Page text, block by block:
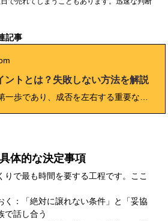
記事
ントとは？失敗しない方法を解説
体的な決定事項
りで最も時間を要する工程です。ここ
く：「絶対に譲れない条件」と「妥協
で話し合う